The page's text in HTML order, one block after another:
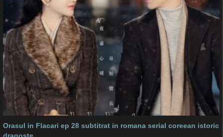
Orasul in Flacari ep 28 subtitrat in romana serial coreean istoric